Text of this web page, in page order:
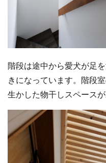
階段は途中から愛犬が足
きになっています。階段
生かした物干しスペースが